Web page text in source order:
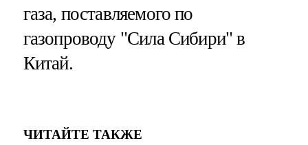
газа, поставляемого по
газопроводу "Сила Сибири" в
Китай.
ЧИТАЙТЕ ТАКЖЕ